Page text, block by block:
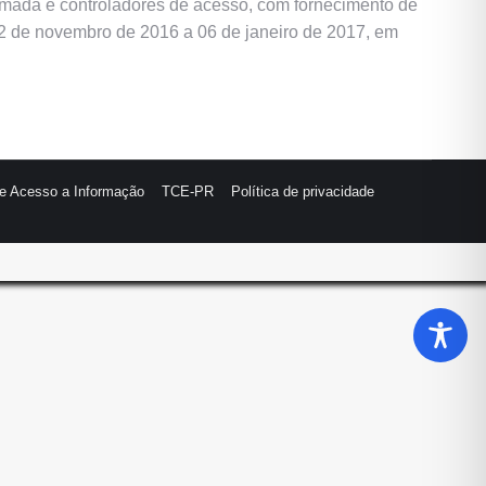
e controladores de acesso, com fornecimento de
de novembro de 2016 a 06 de janeiro de 2017, em
Acesso a Informação TCE-PR
Política de privacidade